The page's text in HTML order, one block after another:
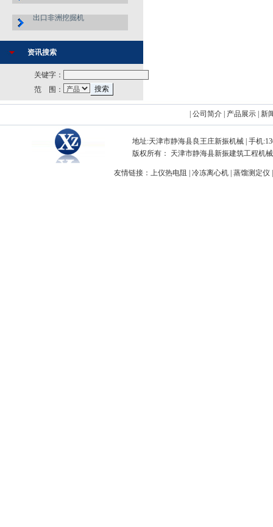
出口非洲挖掘机
资讯搜索
关键字：
范 围：
公司简介 产品展示 新
地址:天津市静海县良王庄新振机械 | 手机
版权所有： 天津市静海县新振建筑工程机械
友情链接： 上仪热电阻 冷冻离心机 蒸馏测定仪